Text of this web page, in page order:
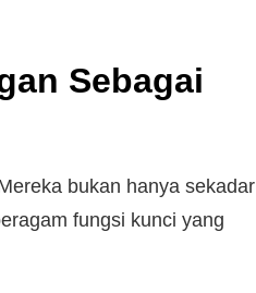
Sebagai
bukan hanya sekadar
fungsi kunci yang